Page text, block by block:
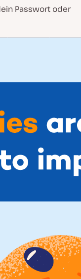
Passwort oder